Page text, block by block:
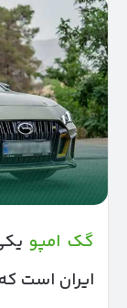
گک امپو
ایران است